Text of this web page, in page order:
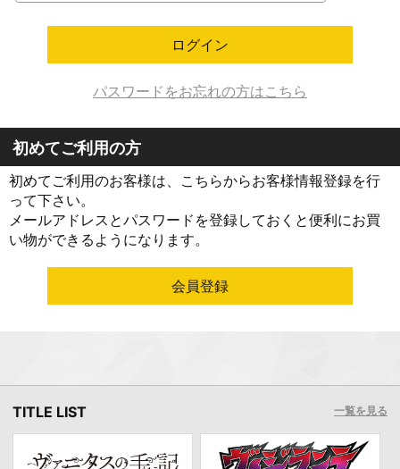
パスワードをお忘れの方はこちら
初めてご利用の方
初めてご利用のお客様は、こちらからお客様情報登録を行
って下さい。
メールアドレスとパスワードを登録しておくと便利にお買
い物ができるようになります。
TITLE LIST 一覧を見る